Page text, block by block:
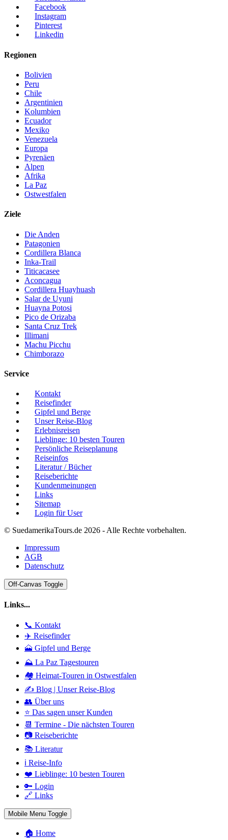
Facebook
Instagram
Pinterest
Linkedin
Regionen
Bolivien
Peru
Chile
Argentinien
Kolumbien
Ecuador
Mexiko
Venezuela
Europa
Pyrenäen
Alpen
Afrika
La Paz
Ostwestfalen
Ziele
Die Anden
Patagonien
Cordillera Blanca
Inka-Trail
Titicacasee
Aconcagua
Cordillera Huayhuash
Salar de Uyuni
Huayna Potosi
Pico de Orizaba
Santa Cruz Trek
Illimani
Machu Picchu
Chimborazo
Service
Kontakt
Reisefinder
Gipfel und Berge
Unser Reise-Blog
Erlebnisreisen
Lieblinge: 10 besten Touren
Persönliche Reiseplanung
Reiseinfos
Literatur / Bücher
Reiseberichte
Kundenmeinungen
Links
Sitemap
Login für User
© SuedamerikaTours.de 2026 - Alle Rechte vorbehalten.
Impressum
AGB
Datenschutz
Off-Canvas Toggle
Links...
📞 Kontakt
✈️ Reisefinder
🗻 Gipfel und Berge
⛰️ La Paz Tagestouren
🏘️ Heimat-Touren in Ostwestfalen
✍️ Blog | Unser Reise-Blog
👥 Über uns
⭐ Das sagen unser Kunden
📆 Termine - Die nächsten Touren
📷 Reiseberichte
📚 Literatur
ℹ️ Reise-Info
❤️ Lieblinge: 10 besten Touren
🔑 Login
🔗 Links
Mobile Menu Toggle
🏠 Home